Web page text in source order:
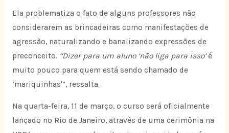
Ela problematiza o fato de alguns professores não
considerarem as brincadeiras como manifestações de
agressão, naturalizando e banalizando expressões de
preconceito. “Dizer para um aluno ‘não liga para isso’é
muito pouco para quem está sendo chamado de
‘mariquinhas'”, ressalta.
Na quarta-feira, 11 de março, o curso será oficialmente
lançado no Rio de Janeiro, através de uma cerimônia na